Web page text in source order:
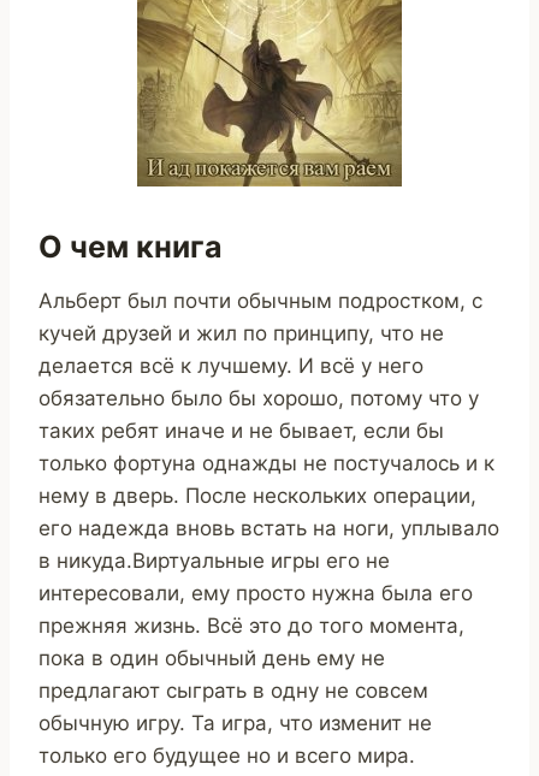
О чем книга
Альберт был почти обычным подростком, с
кучей друзей и жил по принципу, что не
делается всё к лучшему. И всё у него
обязательно было бы хорошо, потому что у
таких ребят иначе и не бывает, если бы
только фортуна однажды не постучалось и к
нему в дверь. После нескольких операции,
его надежда вновь встать на ноги, уплывало
в никуда.Виртуальные игры его не
интересовали, ему просто нужна была его
прежняя жизнь. Всё это до того момента,
пока в один обычный день ему не
предлагают сыграть в одну не совсем
обычную игру. Та игра, что изменит не
только его будущее но и всего мира.